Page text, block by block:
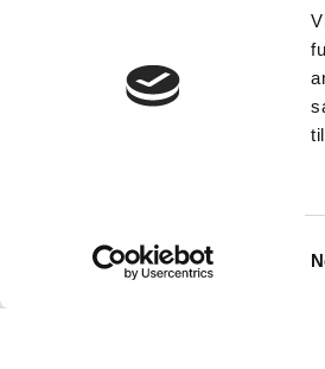
I ett hus med äkta trästomme tar vi
och människovänli isolering av
Bitus, tryckimpregnerad med linolja